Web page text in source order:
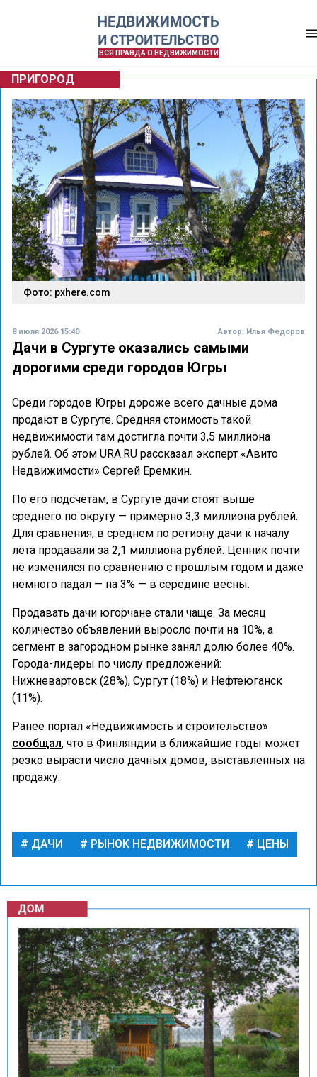
ВСЯ ПРАВДА О НЕДВИЖИМОСТИ
ПРИГОРОД
Фото: pxhere.com
8 июля 2026 15:40 Автор: Илья Федоров
Дачи в Сургуте оказались самыми
дорогими среди городов Югры
Среди городов Югры дороже всего дачные дома
продают в Сургуте. Средняя стоимость такой
недвижимости там достигла почти 3,5 миллиона
рублей. Об этом URA.RU рассказал эксперт «Авито
Недвижимости» Сергей Еремкин.
По его подсчетам, в Сургуте дачи стоят выше
среднего по округу — примерно 3,3 миллиона рублей.
Для сравнения, в среднем по региону дачи к началу
лета продавали за 2,1 миллиона рублей. Ценник почти
не изменился по сравнению с прошлым годом и даже
немного падал — на 3% — в середине весны.
Продавать дачи югорчане стали чаще. За месяц
количество объявлений выросло почти на 10%, а
сегмент в загородном рынке занял долю более 40%.
Города-лидеры по числу предложений:
Нижневартовск (28%), Сургут (18%) и Нефтеюганск
(11%).
Ранее портал «Недвижимость и строительство»
сообщал, что в Финляндии в ближайшие годы может
резко вырасти число дачных домов, выставленных на
продажу.
ДАЧИ РЫНОК НЕДВИЖИМОСТИ ЦЕНЫ
ДОМ